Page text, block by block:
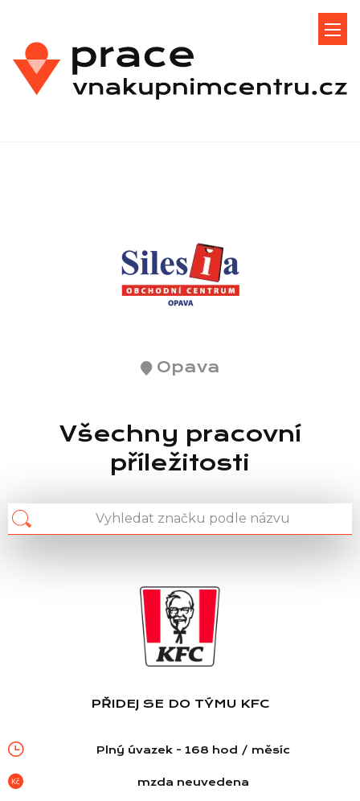
Opava
Všechny pracovní
příležitosti
PŘIDEJ SE DO TÝMU KFC
Plný úvazek - 168 hod / měsíc
mzda neuvedena